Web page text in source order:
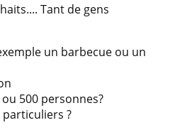
Tant de gens
un barbecue ou un
500 personnes?
?